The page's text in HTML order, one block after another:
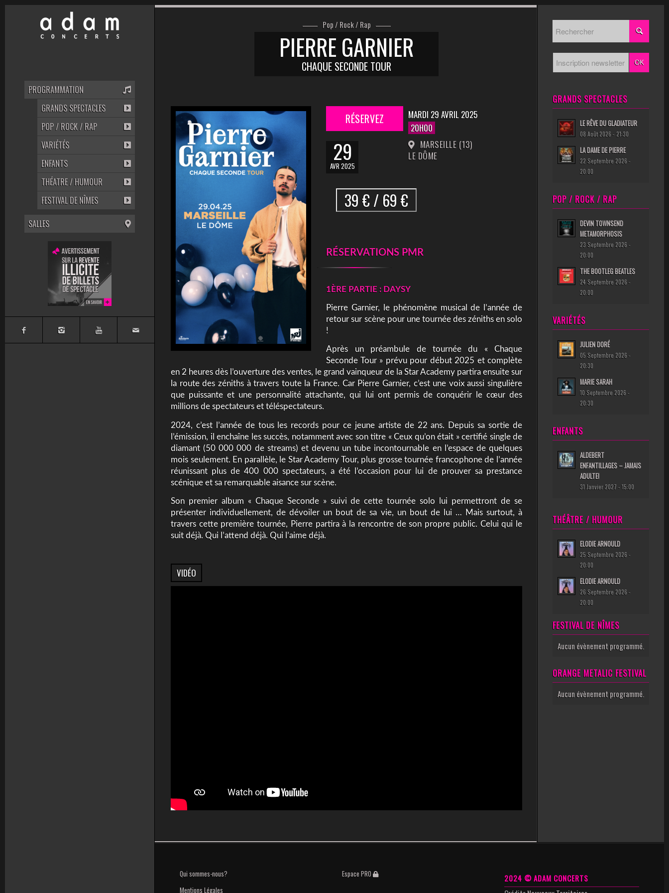
PROGRAMMATION
GRANDS SPECTACLES
POP / ROCK / RAP
VARIÉTÉS
ENFANTS
THÉATRE / HUMOUR
FESTIVAL DE NÎMES
SALLES
Pop / Rock / Rap
PIERRE GARNIER
CHAQUE SECONDE TOUR
RÉSERVEZ
29
AVR 2025
MARDI 29 AVRIL 2025
20H00
MARSEILLE (13)
LE DÔME
39 € / 69 €
RÉSERVATIONS PMR
1ÈRE PARTIE : DAYSY
Pierre Garnier, le phénomène musical de l’année de
retour sur scène pour une tournée des zéniths en solo
!
Après un préambule de tournée du « Chaque
Seconde Tour » prévu pour début 2025 et complète
en 2 heures dès l’ouverture des ventes, le grand vainqueur de la Star Academy partira ensuite sur
la route des zéniths à travers toute la France. Car Pierre Garnier, c’est une voix aussi singulière
que puissante et une personnalité attachante, qui lui ont permis de conquérir le cœur des
millions de spectateurs et téléspectateurs.
2024, c’est l’année de tous les records pour ce jeune artiste de 22 ans. Depuis sa sortie de
l’émission, il enchaîne les succès, notamment avec son titre « Ceux qu’on était » certifié single de
diamant (50 000 000 de streams) et devenu un tube incontournable en l’espace de quelques
mois seulement. En parallèle, le Star Academy Tour, plus grosse tournée francophone de l’année
réunissant plus de 400 000 spectateurs, a été l’occasion pour lui de prouver sa prestance
scénique et sa remarquable aisance sur scène.
Son premier album « Chaque Seconde » suivi de cette tournée solo lui permettront de se
présenter individuellement, de dévoiler un bout de sa vie, un bout de lui … Mais surtout, à
travers cette première tournée, Pierre partira à la rencontre de son propre public. Celui qui le
suit déjà. Qui l’attend déjà. Qui l’aime déjà.
GRANDS SPECTACLES
LE RÊVE DU GLADIATEUR
08 Août 2026 - 21:30
LA DAME DE PIERRE
22 Septembre 2026 -
20:00
POP / ROCK / RAP
DEVIN TOWNSEND
METAMORPHOSIS
23 Septembre 2026 -
20:00
THE BOOTLEG BEATLES
24 Septembre 2026 -
20:00
VARIÉTÉS
JULIEN DORÉ
05 Septembre 2026 -
20:30
MARIE SARAH
10 Septembre 2026 -
20:30
ENFANTS
ALDEBERT
ENFANTILLAGES – JAMAIS
ADULTE!
31 Janvier 2027 - 15:00
THÉÂTRE / HUMOUR
ELODIE ARNOULD
25 Septembre 2026 -
20:00
ELODIE ARNOULD
26 Septembre 2026 -
20:00
FESTIVAL DE NÎMES
Aucun évènement programmé.
ORANGE METALIC FESTIVAL
Aucun évènement programmé.
Qui sommes-nous?
Mentions Légales
Espace PRO
2024 © ADAM CONCERTS